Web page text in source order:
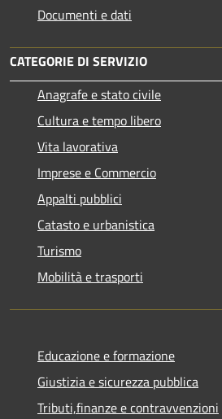
Documenti e dati
CATEGORIE DI SERVIZIO
Anagrafe e stato civile
Cultura e tempo libero
Vita lavorativa
Imprese e Commercio
Appalti pubblici
Catasto e urbanistica
Turismo
Mobilità e trasporti
Educazione e formazione
Giustizia e sicurezza pubblica
Tributi,finanze e contravvenzioni